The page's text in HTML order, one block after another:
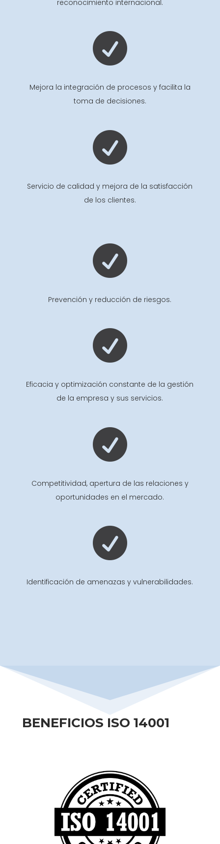
reconocimiento internacional.

Mejora la integración de procesos y facilita la
toma de decisiones.

Servicio de calidad y mejora de la satisfacción
de los clientes.

Prevención y reducción de riesgos.

Eficacia y optimización constante de la gestión
de la empresa y sus servicios.

Competitividad, apertura de las relaciones y
oportunidades en el mercado.

Identificación de amenazas y vulnerabilidades.
BENEFICIOS ISO 14001